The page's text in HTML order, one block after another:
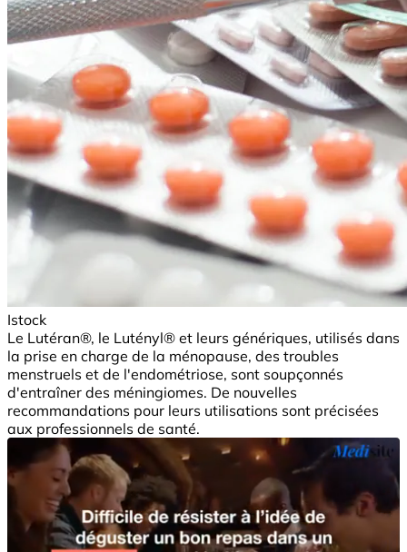
Istock
Le Lutéran®, le Lutényl® et leurs génériques, utilisés dans
la prise en charge de la ménopause, des troubles
menstruels et de l'endométriose, sont soupçonnés
d'entraîner des méningiomes. De nouvelles
recommandations pour leurs utilisations sont précisées
aux professionnels de santé.